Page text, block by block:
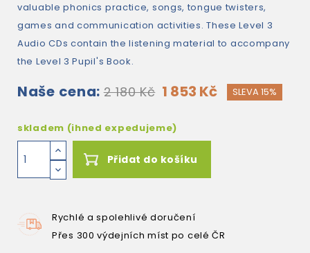
valuable phonics practice, songs, tongue twisters,
games and communication activities. These Level 3
Audio CDs contain the listening material to accompany
the Level 3 Pupil's Book.
Naše cena: 2 180 Kč 1 853 Kč SLEVA 15%
skladem (ihned expedujeme)
Přidat do košíku
Rychlé a spolehlivé doručení
Přes 300 výdejních míst po celé ČR